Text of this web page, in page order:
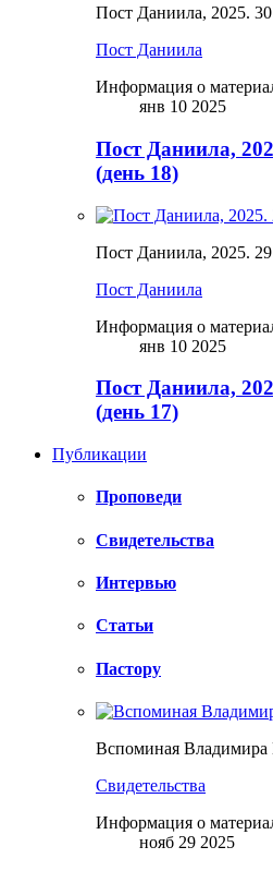
Пост Даниила, 2025. 30
Пост Даниила
Информация о
янв 10 2025
Пост Даниила,
(день 18)
Пост Даниила, 2025. 29
Пост Даниила
Информация о
янв 10 2025
Пост Даниила,
(день 17)
Публикации
Проповеди
Свидетельства
Интервью
Статьи
Пастору
Вспоминая
Свидетельства
Информация о
нояб 29 2025